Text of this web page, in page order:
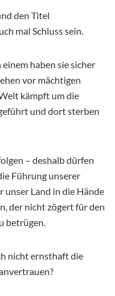
den Titel
mal Schluss sein.
haben sie sicher
vor mächtigen
kämpft um die
und dort sterben
– deshalb dürfen
Führung unserer
Land in die Hände
der nicht zögert für den
betrügen.
nicht ernsthaft die